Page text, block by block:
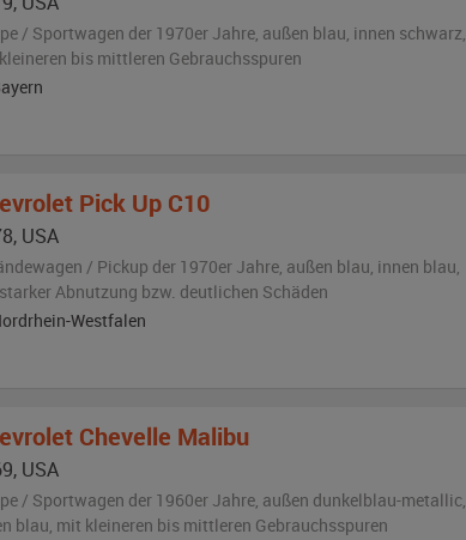
/ Sportwagen der 1970er Jahre, außen blau, innen schwarz,
bis mittleren Gebrauchsspuren
Pick Up C10
, USA
/ Pickup der 1970er Jahre, außen blau, innen blau,
Abnutzung bzw. deutlichen Schäden
Westfalen
Chevelle Malibu
, USA
/ Sportwagen der 1960er Jahre, außen dunkelblau-metallic,
blau, mit kleineren bis mittleren Gebrauchsspuren